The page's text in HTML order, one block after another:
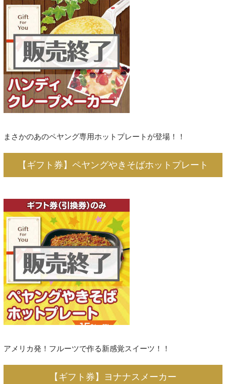
まさかのあのペヤング専用ホットプレートが登場！！
【ギフト券】ペヤングやきそばホットプレート
アメリカ発！フルーツで作る新感覚スイーツ！！
【ギフト券】ヨナナスメーカー